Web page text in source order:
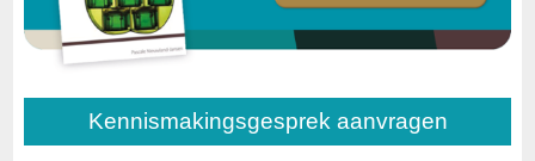
Kennismakingsgesprek aanvragen